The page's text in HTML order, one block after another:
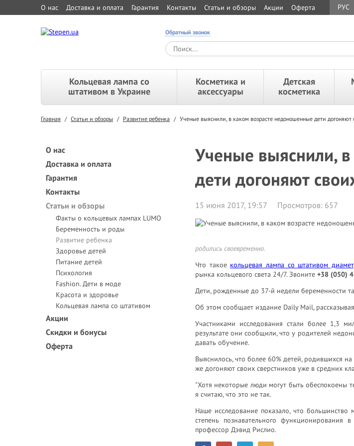
О нас Доставка и оплата Гарантия Контакты Статьи и обзоры Акции Оферта РУС
Обратный звонок
Кольцевая лампа со
штативом в Украине
Косметика и
аксессуары
Детская
косметика
Главная / Статьи и обзоры / Развитие ребенка / Ученые выяснили, в каком возрасте недоношенные дети догоняют
О нас
Доставка и оплата
Гарантия
Контакты
Статьи и обзоры
Факты о кольцевых лампах LUMO
Беременность и роды
Развитие ребенка
Здоровье детей
Питание детей
Психология
Fashion. Дети в моде
Красота и здоровье
Кольцевая лампа со штативом
Акции
Скидки и бонусы
Оферта
Ученые выяснили,
дети догоняют
15 июня 2017, 19:57 Просмотров: 657
родились своевременно.
Что такое кольцевая лампа со штативом
рынка кольцевого света 24/7. Звоните +38 (050)
Дети, рожденные до 37-й недели беременности
Об этом сообщает издание Daily Mail,
Участниками исследования стали более 1,3
результате они сообщили, что у родителей
давать обучение.
Выяснилось, что более 60% детей, родившихся
же догоняют своих сверстников уже в средних
"Хотя некоторые люди могут быть обеспокоены
я считаю, что это не так.
Наше исследование показало, что
степень познавательного
профессор Дэвид Рислио.